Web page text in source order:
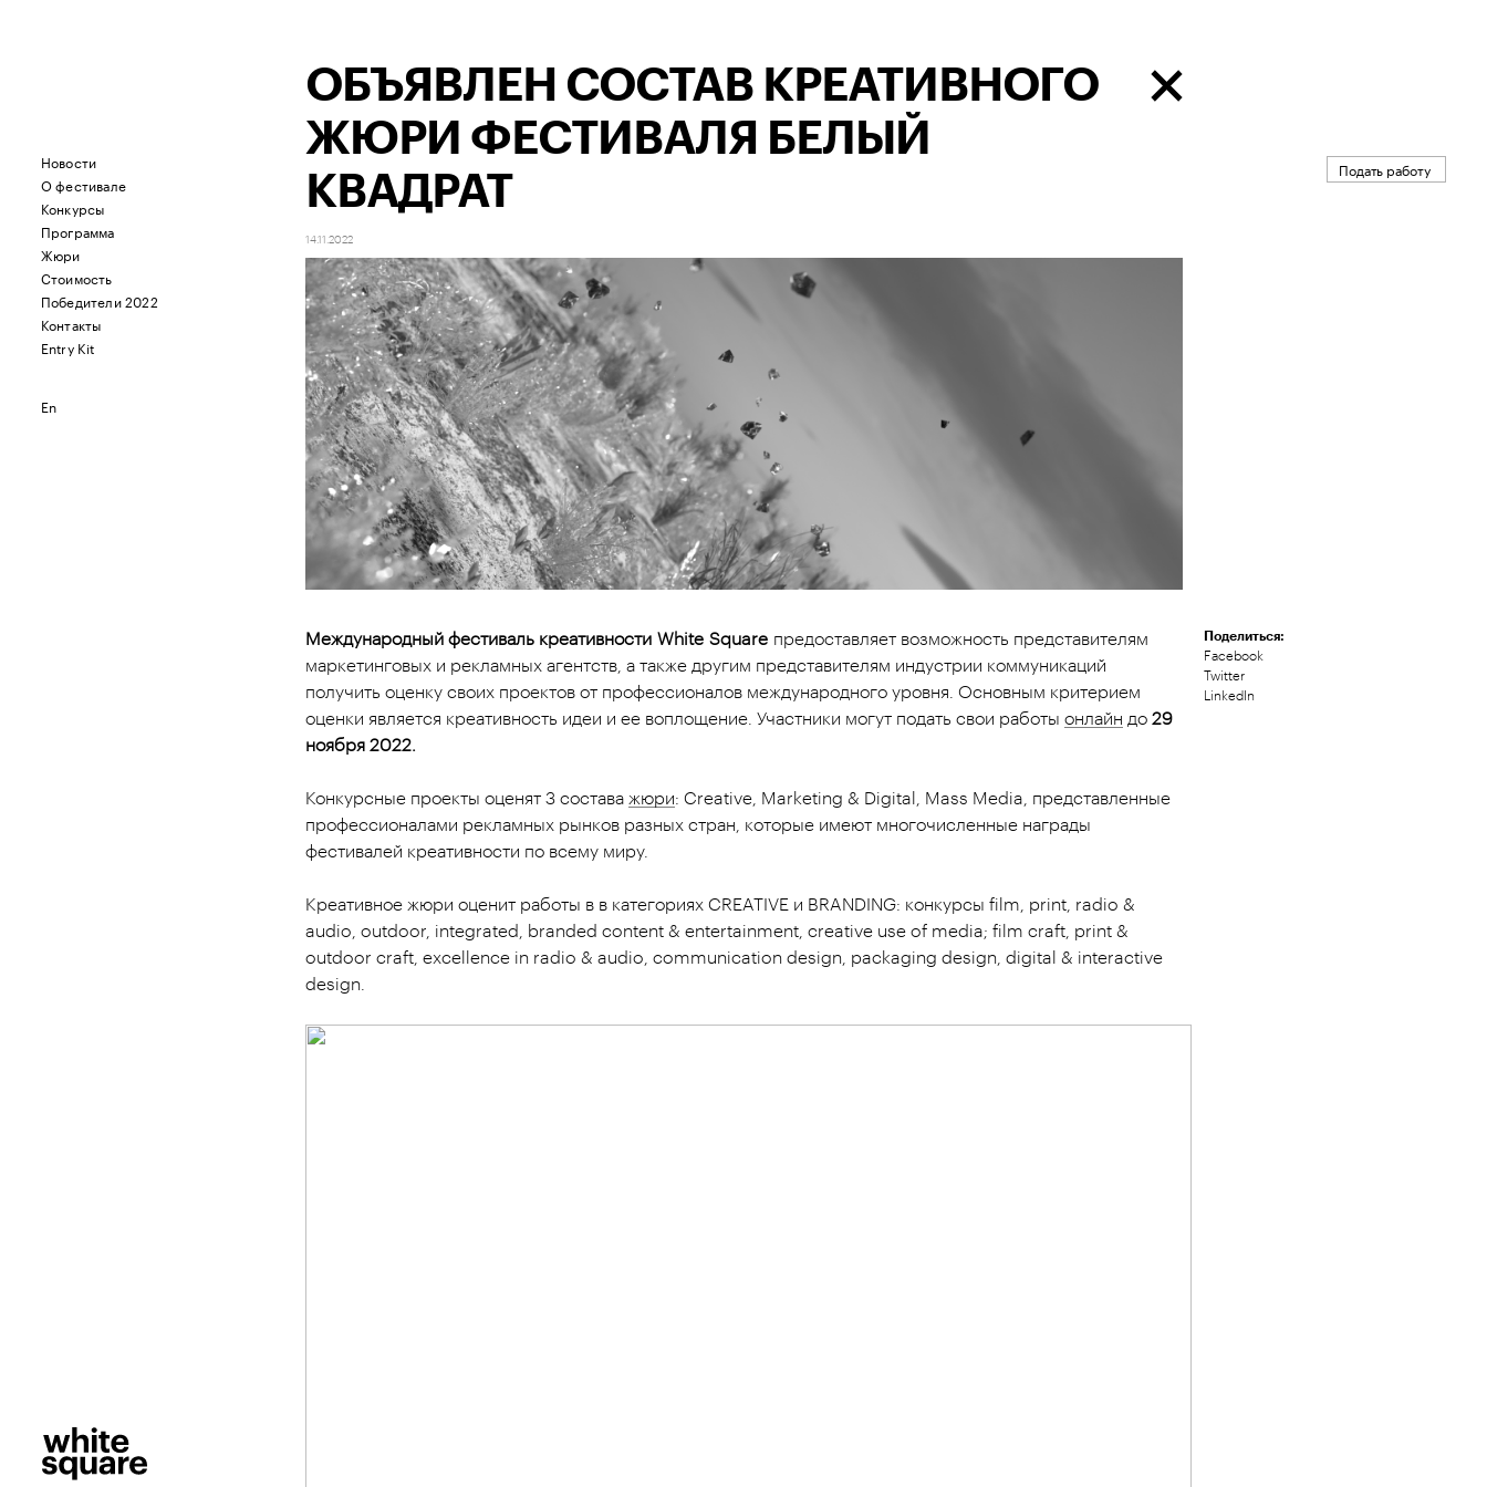
Новости
О фестивале
Конкурсы
Программа
Жюри
Стоимость
Победители 2022
Контакты
Entry Kit
En
Подать работу
ОБЪЯВЛЕН СОСТАВ КРЕАТИВНОГО
ЖЮРИ ФЕСТИВАЛЯ БЕЛЫЙ
КВАДРАТ
14.11.2022
Международный фестиваль креативности White Square предоставляет возможность представителям
маркетинговых и рекламных агентств, а также другим представителям индустрии коммуникаций
получить оценку своих проектов от профессионалов международного уровня. Основным критерием
оценки является креативность идеи и ее воплощение. Участники могут подать свои работы онлайн до 29
ноября 2022.
Конкурсные проекты оценят 3 состава жюри: Creative, Marketing & Digital, Mass Media, представленные
профессионалами рекламных рынков разных стран, которые имеют многочисленные награды
фестивалей креативности по всему миру.
Креативное жюри оценит работы в в категориях CREATIVE и BRANDING: конкурсы film, print, radio &
audio, outdoor, integrated, branded content & entertainment, creative use of media; film craft, print &
outdoor craft, excellence in radio & audio, communication design, packaging design, digital & interactive
design.
Поделиться:
Facebook
Twitter
LinkedIn